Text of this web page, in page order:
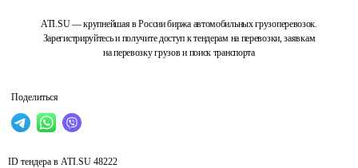
ATI.SU — крупнейшая в России биржа автомобильных грузоперевозок.
Зарегистрируйтесь и получите доступ к тендерам на перевозки, заявкам
на перевозку грузов и поиск транспорта
Поделиться
ID тендера в ATI.SU 48222